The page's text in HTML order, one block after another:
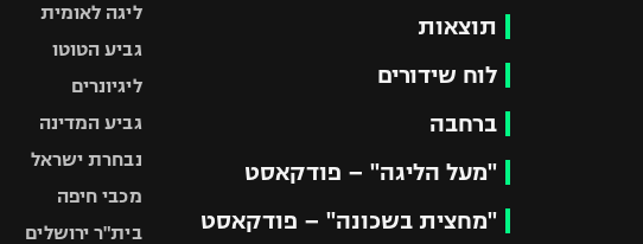
תוצאות
לוח שידורים
ברחבה
"מעל הליגה" – פודקאסט
"מחצית בשכונה" – פודקאסט
ליגה לאומית
גביע הטוטו
ליגיונרים
גביע המדינה
נבחרת ישראל
מכבי חיפה
בית"ר ירושלים